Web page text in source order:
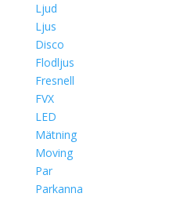
Ljud
Ljus
Disco
Flodljus
Fresnell
FVX
LED
Mätning
Moving
Par
Parkanna